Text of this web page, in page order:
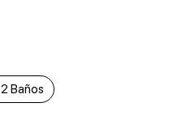
2 Baños